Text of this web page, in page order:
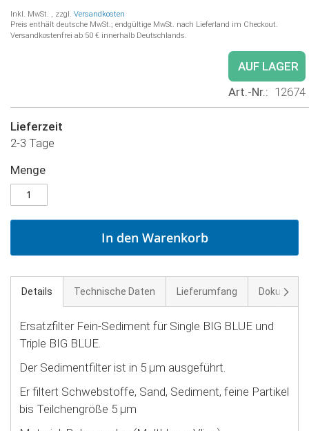
Inkl. MwSt. , zzgl. Versandkosten
Preis enthält deutsche MwSt.; endgültige MwSt. nach Lieferland im Checkout.
Versandkostenfrei ab 50 € innerhalb Deutschlands.
AUF LAGER
Art.-Nr.
12674
Lieferzeit
2-3 Tage
Menge
In den Warenkorb
Details Technische Daten Lieferumfang
Ersatzfilter Fein-Sediment für Single BIG BLUE und
Triple BIG BLUE.
Der Sedimentfilter ist in 5 µm ausgeführt.
Er filtert Schwebstoffe, Sand, Sediment, feine Partikel
bis Teilchengröße 5 µm